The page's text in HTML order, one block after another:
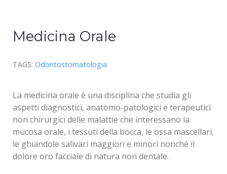
Medicina Orale
TAGS: Odontostomatologia
La medicina orale è una disciplina che studia gli
aspetti diagnostici, anatomo-patologici e terapeutici
non chirurgici delle malattie che interessano la
mucosa orale, i tessuti della bocca, le ossa mascellari,
le ghiandole salivari maggiori e minori nonché il
dolore oro facciale di natura non dentale.